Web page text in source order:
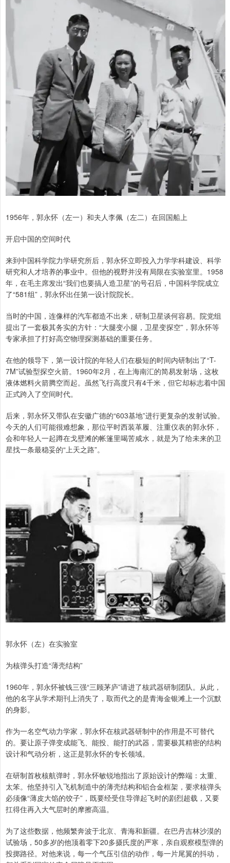
1956年，郭永怀（左一）和夫人李佩（左二）在回国船上
开启中国的空间时代
来到中国科学院力学研究所后，郭永怀立即投入力学学科建设、科学
研究和人才培养的事业中。但他的视野并没有局限在实验室里。1958
年，在毛主席发出“我们也要搞人造卫星”的号召后，中国科学院成立
了“581组”，郭永怀出任第一设计院院长。
当时的中国，连像样的汽车都造不出来，研制卫星谈何容易。院党组
提出了一套极其务实的方针：“大腿变小腿，卫星变探空”，郭永怀等
专家承担了打好高空物理探测基础的重要任务。
在他的领导下，第一设计院的年轻人们在极短的时间内研制出了“T-
7M”试验型探空火箭。1960年2月，在上海南汇的简易发射场，这枚
液体燃料火箭腾空而起。虽然飞行高度只有4千米，但它却标志着中国
正式跨入了空间时代。
后来，郭永怀又带队在安徽广德的“603基地”进行更复杂的发射试验。
今天的人们可能很难想象，那位平时西装革履、注重仪表的郭永怀，
会和年轻人一起蹲在戈壁滩的帐篷里喝苦咸水，就是为了给未来的卫
星找一条最稳妥的“上天之路”。
郭永怀（左）在实验室
为核弹头打造“薄壳结构”
1960年，郭永怀被钱三强“三顾茅庐”请进了核武器研制团队。从此，
他的名字从学术期刊上消失了，取而代之的是青海金银滩上一个沉默
的身影。
作为一名空气动力学家，郭永怀在核武器研制中的作用是不可替代
的。要让原子弹变成能飞、能投、能打的武器，需要极其精密的结构
设计和气动分析，这正是郭永怀的专长领域。
在研制首枚核航弹时，郭永怀敏锐地指出了原始设计的弊端：太重、
太笨。他坚持引入飞机制造中的薄壳结构和铝合金框架，要求核弹头
必须像“薄皮大馅的饺子”，既要经受住导弹起飞时的剧烈超载，又要
扛得住再入大气层时的摩擦高温。
为了这些数据，他频繁奔波于北京、青海和新疆。在巴丹吉林沙漠的
试验场，50多岁的他顶着零下20多摄氏度的严寒，亲自观察模型弹的
投掷路径。对他来说，每一个气压引信的动作，每一片尾翼的抖动，